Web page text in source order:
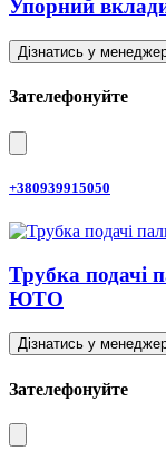
Упорний
Дізнатись у
Зателефонуйте
+380939915050
Трубка подачі
ЮТО
Дізнатись у
Зателефонуйте